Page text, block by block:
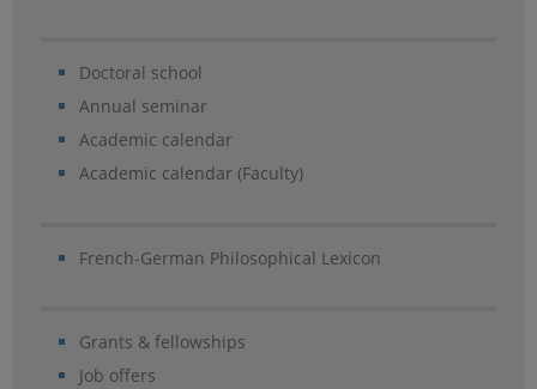
Doctoral school
Annual seminar
Academic calendar
Academic calendar (Faculty)
French-German Philosophical Lexicon
Grants & fellowships
Job offers